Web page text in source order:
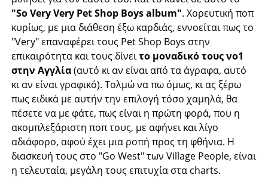
"So Very Very Pet Shop Boys album". Χορευτική ποπ
κυρίως, με μια διάθεση έξω καρδιάς, εννοείται πως το
"Very" επαναφέρει τους Pet Shop Boys στην
επικαιρότητα και τους δίνειτο μοναδικό τους νο1
στην Αγγλία(αυτό κι αν είναι από τα άγραφα, αυτό
κι αν είναι γραφικό). Τολμώ να πω όμως, κι ας ξέρω
πως ειδικά με αυτήν την επιλογή τόσο χαμηλά, θα
πέσετε να με φάτε, πως είναι η πρώτη φορά, που η
ακομπλεξάριστη ποπ τους, με αφήνει και λίγο
αδιάφορο, αφού έχει μια ροπή προς τη φθήνια. Η
διασκευή τους στο "Go West" των Village People, είναι
η τελευταία, μεγάλη τους επιτυχία στα charts.